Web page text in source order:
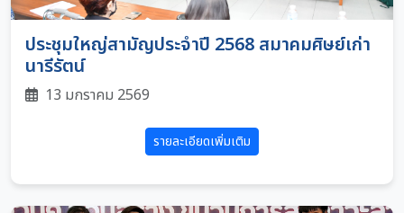
ประชุมใหญ่สามัญประจำปี 2568 สมาคมศิษย์เก่า
นารีรัตน์
13 มกราคม 2569
รายละเอียดเพิ่มเติม